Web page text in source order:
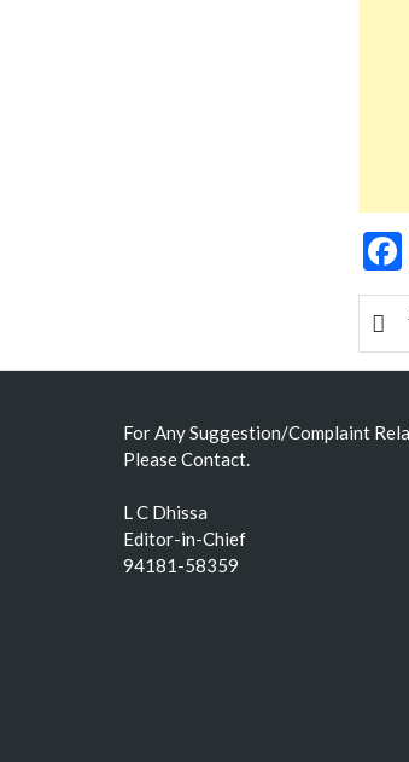
For Any Suggestion/Complaint
Please Contact.
L C Dhissa
Editor-in-Chief
94181-58359